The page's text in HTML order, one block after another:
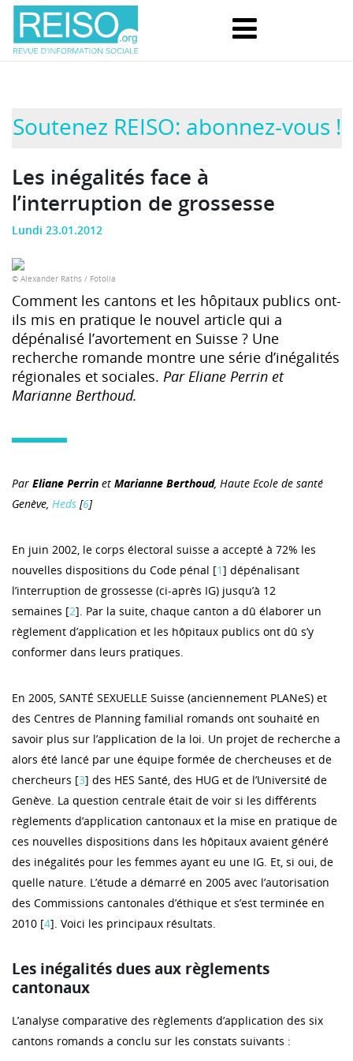
Soutenez REISO: abonnez-vous !
Les inégalités face à
l’interruption de grossesse
Lundi 23.01.2012
© Alexander Raths / Fotolia
Comment les cantons et les hôpitaux publics ont-
ils mis en pratique le nouvel article qui a
dépénalisé l’avortement en Suisse ? Une
recherche romande montre une série d’inégalités
régionales et sociales. Par Eliane Perrin et
Marianne Berthoud.
Par Eliane Perrin et Marianne Berthoud, Haute Ecole de santé
Genève, Heds [6]
En juin 2002, le corps électoral suisse a accepté à 72% les
nouvelles dispositions du Code pénal [1] dépénalisant
l’interruption de grossesse (ci-après IG) jusqu’à 12
semaines [2]. Par la suite, chaque canton a dû élaborer un
règlement d’application et les hôpitaux publics ont dû s’y
conformer dans leurs pratiques.
En 2005, SANTÉ SEXUELLE Suisse (anciennement PLANeS) et
des Centres de Planning familial romands ont souhaité en
savoir plus sur l’application de la loi. Un projet de recherche a
alors été lancé par une équipe formée de chercheuses et de
chercheurs [3] des HES Santé, des HUG et de l’Université de
Genève. La question centrale était de voir si les différents
règlements d’application cantonaux et la mise en pratique de
ces nouvelles dispositions dans les hôpitaux avaient généré
des inégalités pour les femmes ayant eu une IG. Et, si oui, de
quelle nature. L’étude a démarré en 2005 avec l’autorisation
des Commissions cantonales d’éthique et s’est terminée en
2010 [4]. Voici les principaux résultats.
Les inégalités dues aux règlements
cantonaux
L’analyse comparative des règlements d’application des six
cantons romands a conclu sur les constats suivants :